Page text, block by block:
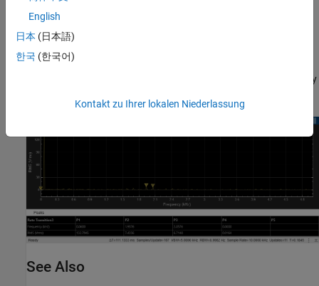
Simulation Results from Scopes
The spectrum plotted in the Spectrum Analyzer displays frequency
See Also
English
日本 (日本語)
한국 (한국어)
Kontakt zu Ihrer lokalen Niederlassung